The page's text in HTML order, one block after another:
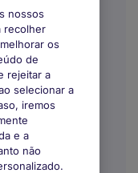
nossos
recolher
os
de
rejeitar a
selecionar a
iremos
e a
não